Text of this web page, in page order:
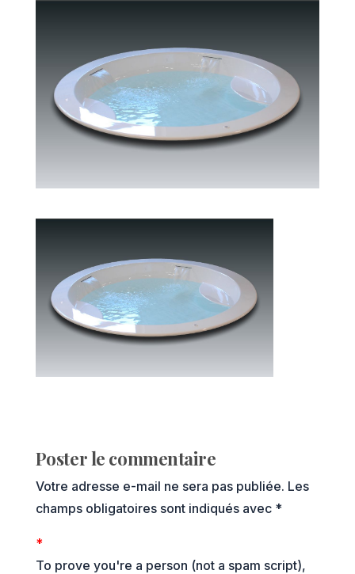
Poster le commentaire
Votre adresse e-mail ne sera pas publiée. Les
champs obligatoires sont indiqués avec *
*
To prove you're a person (not a spam script),